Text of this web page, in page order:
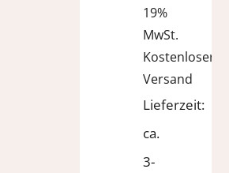
war:
139,95 €
ist:
70,00 €.
19%
MwSt.
Kostenloser
Versand
Lieferzeit:
ca.
3-